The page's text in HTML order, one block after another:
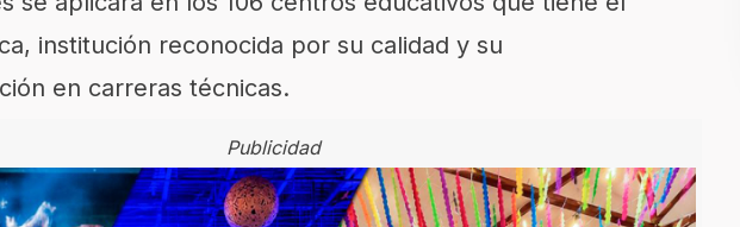
institución reconocida por su calidad y su
en carreras técnicas.
Publicidad